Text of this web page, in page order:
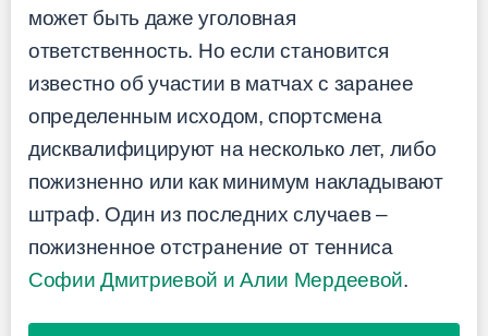
может быть даже уголовная
ответственность. Но если становится
известно об участии в матчах с заранее
определенным исходом, спортсмена
дисквалифицируют на несколько лет, либо
пожизненно или как минимум накладывают
штраф. Один из последних случаев –
пожизненное отстранение от тенниса
Софии Дмитриевой и Алии Мердеевой.